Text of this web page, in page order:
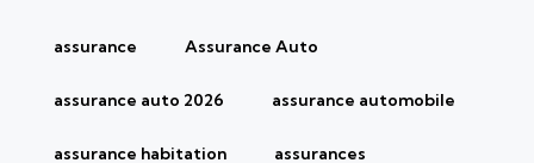
assurance Assurance Auto
assurance auto 2026 assurance automobile
assurance habitation assurances